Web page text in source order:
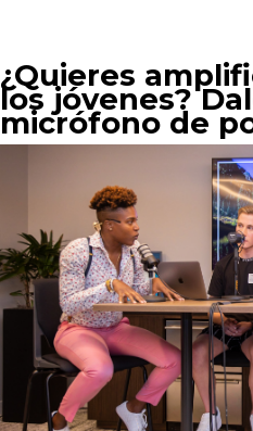
¿Quieres
los jóvenes?
micrófono de